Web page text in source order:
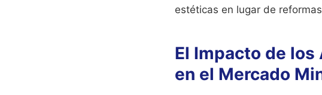
estéticas en lugar de
El Impacto de los
en el Mercado